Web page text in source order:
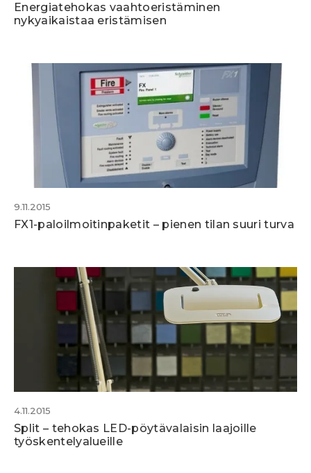
Energiatehokas vaahtoeristäminen
nykyaikaistaa eristämisen
9.11.2015
FX1-paloilmoitinpaketit – pienen tilan suuri turva
4.11.2015
Split – tehokas LED-pöytävalaisin laajoille
työskentelyalueille